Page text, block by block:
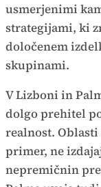
usmerjenimi
strategijami, ki
določenem
skupinami.
V Lizboni in
dolgo prehitel
realnost. Oblasti
primer, ne
nepremičnin